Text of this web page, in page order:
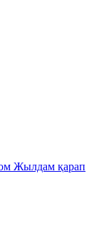
Жылдам қарап